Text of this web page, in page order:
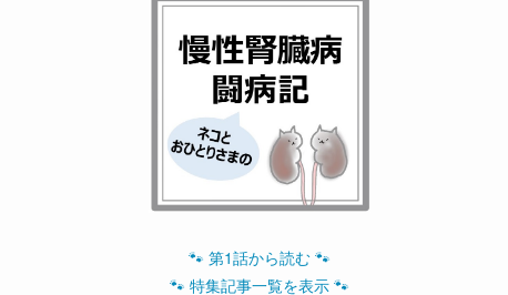
🐾 第1話から読む 🐾
🐾 特集記事一覧を表示 🐾